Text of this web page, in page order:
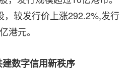
，较发行价上涨292.2%,发行
港元。
数字信用新秩序